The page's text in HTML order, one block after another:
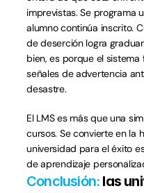
imprevistas. Se programa
alumno continúa inscrito.
de deserción logra
bien, es porque el
señales de advertencia
desastre.
El LMS es más que una
cursos. Se convierte en la
universidad para el éxito
de aprendizaje
Conclusión: las